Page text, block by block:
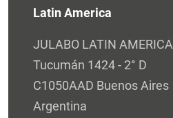
Latin America
JULABO LATIN AMERICA
Tucumán 1424 - 2° D
C1050AAD Buenos Aires
Argentina